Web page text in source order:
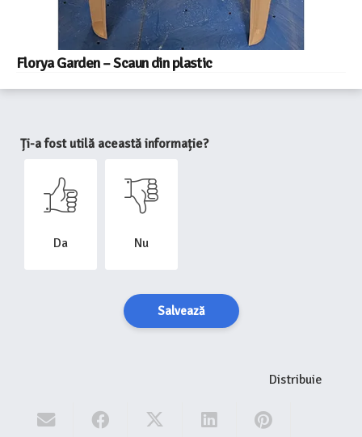
Florya Garden – Scaun din plastic
Ți-a fost utilă această informație?
Da Nu
Salvează
Distribuie